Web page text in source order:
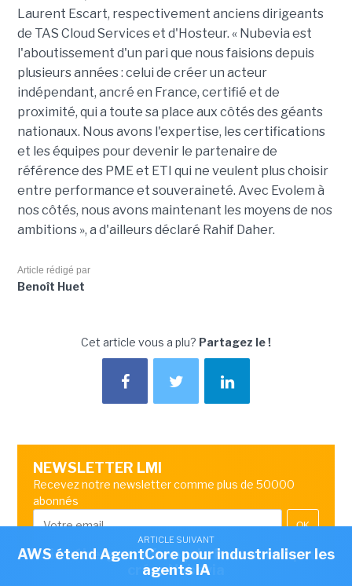
ARTICLE SUIVANT
Trois hébergeurs français fusionnent pour
créer Nubevia
Laurent Escart, respectivement anciens dirigeants
de TAS Cloud Services et d'Hosteur. « Nubevia est
l'aboutissement d'un pari que nous faisions depuis
plusieurs années : celui de créer un acteur
indépendant, ancré en France, certifié et de
proximité, qui a toute sa place aux côtés des géants
nationaux. Nous avons l'expertise, les certifications
et les équipes pour devenir le partenaire de
référence des PME et ETI qui ne veulent plus choisir
entre performance et souveraineté. Avec Evolem à
nos côtés, nous avons maintenant les moyens de nos
ambitions », a d'ailleurs déclaré Rahif Daher.
Article rédigé par
Benoît Huet
Cet article vous a plu? Partagez le !
NEWSLETTER LMI
Recevez notre newsletter comme plus de 50000
abonnés
OK
ARTICLE SUIVANT
AWS étend AgentCore pour industrialiser les
agents IA